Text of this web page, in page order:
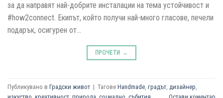
за да направят най-добрите инсталации на тема устойчивост и
#how2connect. Екипът, който получи най-много гласове, печели
подарък, осигурен от…
ПРОЧЕТИ →
Публикувано в Градски живот | Тагове Handmade градът дизайнер